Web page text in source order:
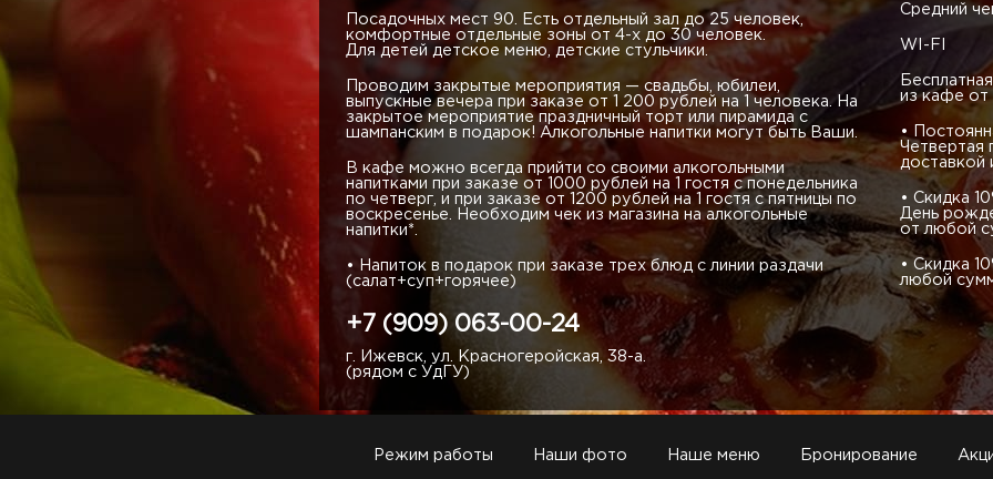
Посадочных мест 90. Есть отдельный зал до 25 человек,
комфортные отдельные зоны от 4-х до 30 человек.
Для детей детское меню, детские стульчики.
Проводим закрытые мероприятия — свадьбы, юбилеи,
выпускные вечера при заказе от 1 200 рублей на 1 человека. На
закрытое мероприятие праздничный торт или пирамида с
шампанским в подарок! Алкогольные напитки могут быть Ваши.
В кафе можно всегда прийти со своими алкогольными
напитками при заказе от 1000 рублей на 1 гостя с понедельника
по четверг, и при заказе от 1200 рублей на 1 гостя с пятницы по
воскресенье. Необходим чек из магазина на алкогольные
напитки*.
• Напиток в подарок при заказе трех блюд с линии раздачи
(салат+суп+горячее)
+7 (909) 063-00-24
г. Ижевск, ул. Красногеройская, 38-а.
(рядом с УдГУ)
Средний
WI-FI
из кафе от
•
Четвертая
доставкой
• Скидка
День
от любой
• Скидка
любой
Режим работы Наши фото Наше меню Бронирование